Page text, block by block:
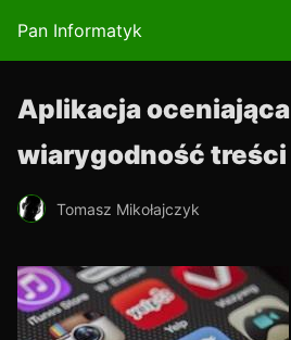
Pan Informatyk
Aplikacja oceniająca
wiarygodność treści
Tomasz Mikołajczyk